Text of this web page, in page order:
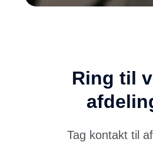
Ring til
Tag kontakt til